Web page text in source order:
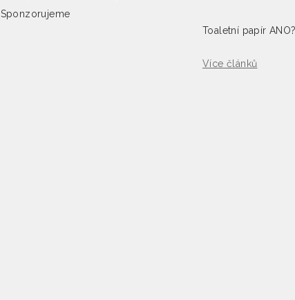
Sponzorujeme
Toaletní papír
Více článků